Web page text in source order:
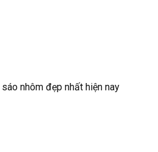
nhôm đẹp nhất hiện nay